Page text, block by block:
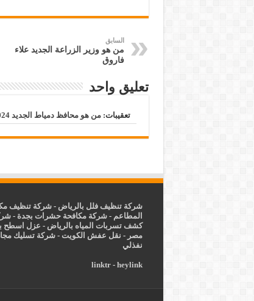
السابق
من هو وزير الزراعة الجديد علاء
فاروق
تعليق واحد
تعقيبات:من هو محافظ دمياط الجديد 2024 السيرة الذاتية ويكيبيديا - فاصل نيوز
شركة تنظيف فلل بالرياض -شركة تنظيف
المطاعم -شركة مكافحة حشرات بجدة -
كشف تسربات المياه بالرياض - عزل اسطح
مصر - نقل عفش الكويت -شركة تسليك
نفذلي
linktr- heylink